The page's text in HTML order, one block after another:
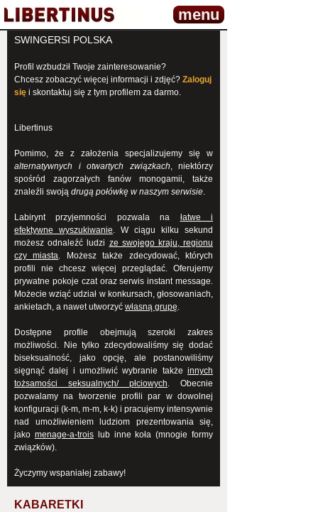
menu
SWINGERSI POLSKA
Profil wzbudził Twoje zainteresowanie?
Chcesz zobaczyć więcej informacji i zdjęć? Zaloguj
się i skontaktuj się z tym profilem za darmo.
Libertinus
Pomimo, że z założenia specjalizujemy się w
alternatywnych i otwartych związkach, niektórzy
spośród zagorzałych fanów monogamii, także
znaleźli swoją drugą połówkę w naszym serwisie.
Labirynt przyjemności pozwala na łatwe i
efektywne wyszukiwanie. W ciągu kilku sekund
możesz odnaleźć ludzi ze swojego kraju, regionu
czy miasta. Możesz także zdecydować, których
profili nie chcesz więcej przeglądać. Oferujemy
prywatne pokoje czat oraz serwis instant message.
Możecie wziąć udział w konkursach, głosowaniach,
ankietach, a nawet utworzyć własną grupę.
Dostępne profile obejmują szeroki zakres
możliwości. Nie tylko zdecydowaliśmy się dodać
biseksualność, jako opcję, ale postanowiliśmy
sięgnąć dalej i umożliwić wybranie także innych
tożsamości seksualnych/ płciowych. Obecnie
pozwalamy na tworzenie profili par w dowolnej
konfiguracji (k-m, m-m, k-k) i pracujemy intensywnie
nad umożliwieniem ludziom prezentowania się,
jako menage-a-troislub inne koła (mnogie formy
związków).
Życzymy wspaniałej zabawy!
KABARETKI